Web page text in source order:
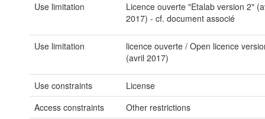
Use limitation
Licence ouverte "Etalab version 2"
2017) - cf. document associé
Use limitation
licence ouverte / Open licence
(avril 2017)
Use constraints
License
Access constraints
Other restrictions